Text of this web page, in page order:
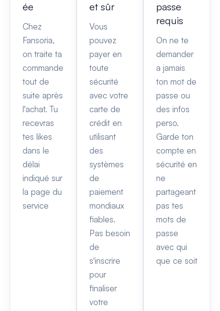
ée
Chez
Fansoria,
on traite ta
commande
tout de
suite après
l'achat. Tu
recevras
tes likes
dans le
délai
indiqué sur
la page du
service
et sûr
Vous
pouvez
payer en
toute
sécurité
avec votre
carte de
crédit en
utilisant
des
systèmes
de
paiement
mondiaux
fiables.
Pas besoin
de
s'inscrire
pour
finaliser
votre
passe
requis
On ne te
demander
a jamais
ton mot de
passe ou
des infos
perso.
Garde ton
compte en
sécurité en
ne
partageant
pas tes
mots de
passe
avec qui
que ce soit